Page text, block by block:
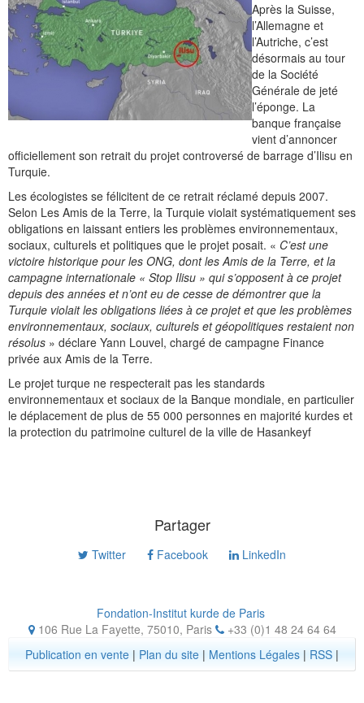
Après la Suisse,
l’Allemagne et
l’Autriche, c’est
désormais au tour
de la Société
Générale de jeté
l’éponge. La
banque française
vient d’annoncer
officiellement son retrait du projet controversé de barrage d’Ilisu en
Turquie.
Les écologistes se félicitent de ce retrait réclamé depuis 2007.
Selon Les Amis de la Terre, la Turquie violait systématiquement ses
obligations en laissant entiers les problèmes environnementaux,
sociaux, culturels et politiques que le projet posait. « C’est une
victoire historique pour les ONG, dont les Amis de la Terre, et la
campagne internationale « Stop Ilisu » qui s’opposent à ce projet
depuis des années et n’ont eu de cesse de démontrer que la
Turquie violait les obligations liées à ce projet et que les problèmes
environnementaux, sociaux, culturels et géopolitiques restaient non
résolus » déclare Yann Louvel, chargé de campagne Finance
privée aux Amis de la Terre.
Le projet turque ne respecterait pas les standards
environnementaux et sociaux de la Banque mondiale, en particulier
le déplacement de plus de 55 000 personnes en majorité kurdes et
la protection du patrimoine culturel de la ville de Hasankeyf
Partager
Twitter Facebook LinkedIn
Fondation-Institut kurde de Paris
106 Rue La Fayette, 75010, Paris
+33 (0)1 48 24 64 64
Publication en vente | Plan du site | Mentions Légales | RSS |